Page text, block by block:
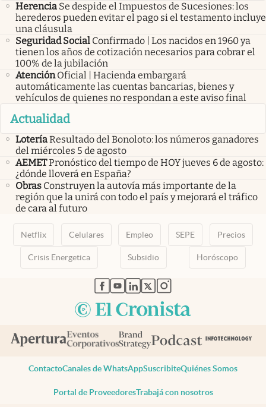
Herencia Se despide el Impuestos de Sucesiones: los
herederos pueden evitar el pago si el testamento incluye
una cláusula
Seguridad Social Confirmado | Los nacidos en 1960 ya
tienen los años de cotización necesarios para cobrar el
100% de la jubilación
Atención Oficial | Hacienda embargará
automáticamente las cuentas bancarias, bienes y
vehículos de quienes no respondan a este aviso final
Actualidad
LoteríaResultado del Bonoloto: los números ganadores
del miércoles 5 de agosto
AEMETPronóstico del tiempo de HOY jueves 6 de agosto:
¿dónde lloverá en España?
Obras Construyen la autovía más importante de la
región que la unirá con todo el país y mejorará el tráfico
de cara al futuro
Netflix Celulares Empleo SEPE Precios
Crisis Energetica Subsidio Horóscopo
abre en nueva pestaña
abre en nueva pestaña
abre en nueva pestaña
abre en nueva pestaña
abre en nueva pestaña
ContactoCanales de WhatsAppSuscribiteQuiénes Somos
Portal de ProveedoresTrabajá con nosotros